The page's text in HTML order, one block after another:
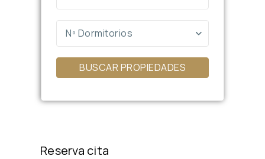
Nº Dormitorios
BUSCAR PROPIEDADES